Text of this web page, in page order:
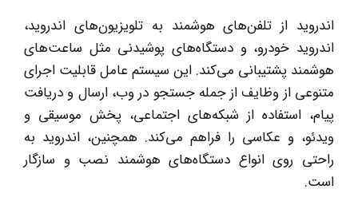
اندروید از تلفن‌های هوشمند به تلویزیون‌های اندروید،
اندروید خودرو، و دستگاه‌های پوشیدنی مثل ساعت‌های
هوشمند پشتیبانی می‌کند. این سیستم عامل قابلیت اجرای
متنوعی از وظایف از جمله جستجو در وب، ارسال و دریافت
پیام، استفاده از شبکه‌های اجتماعی، پخش موسیقی و
ویدئو، و عکاسی را فراهم می‌کند. همچنین، اندروید به
راحتی روی انواع دستگاه‌های هوشمند نصب و سازگار
است.